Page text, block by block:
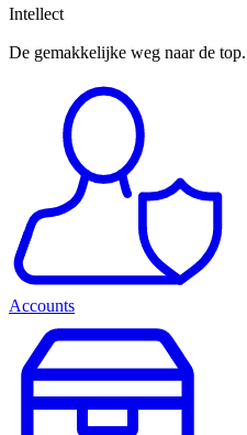
Intellect
De gemakkelijke weg naar de top.
Accounts